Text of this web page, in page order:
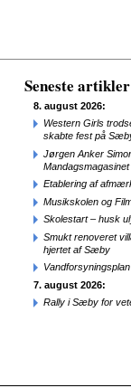
Seneste artikler
8. august 2026:
Western Girls
skabte fest på
Jørgen Anker
Mandagsmagasinet
Etablering af
Musikskolen og
Skolestart – husk
Smukt renoveret
hjertet af Sæby
7. august 2026:
Rally i Sæby for